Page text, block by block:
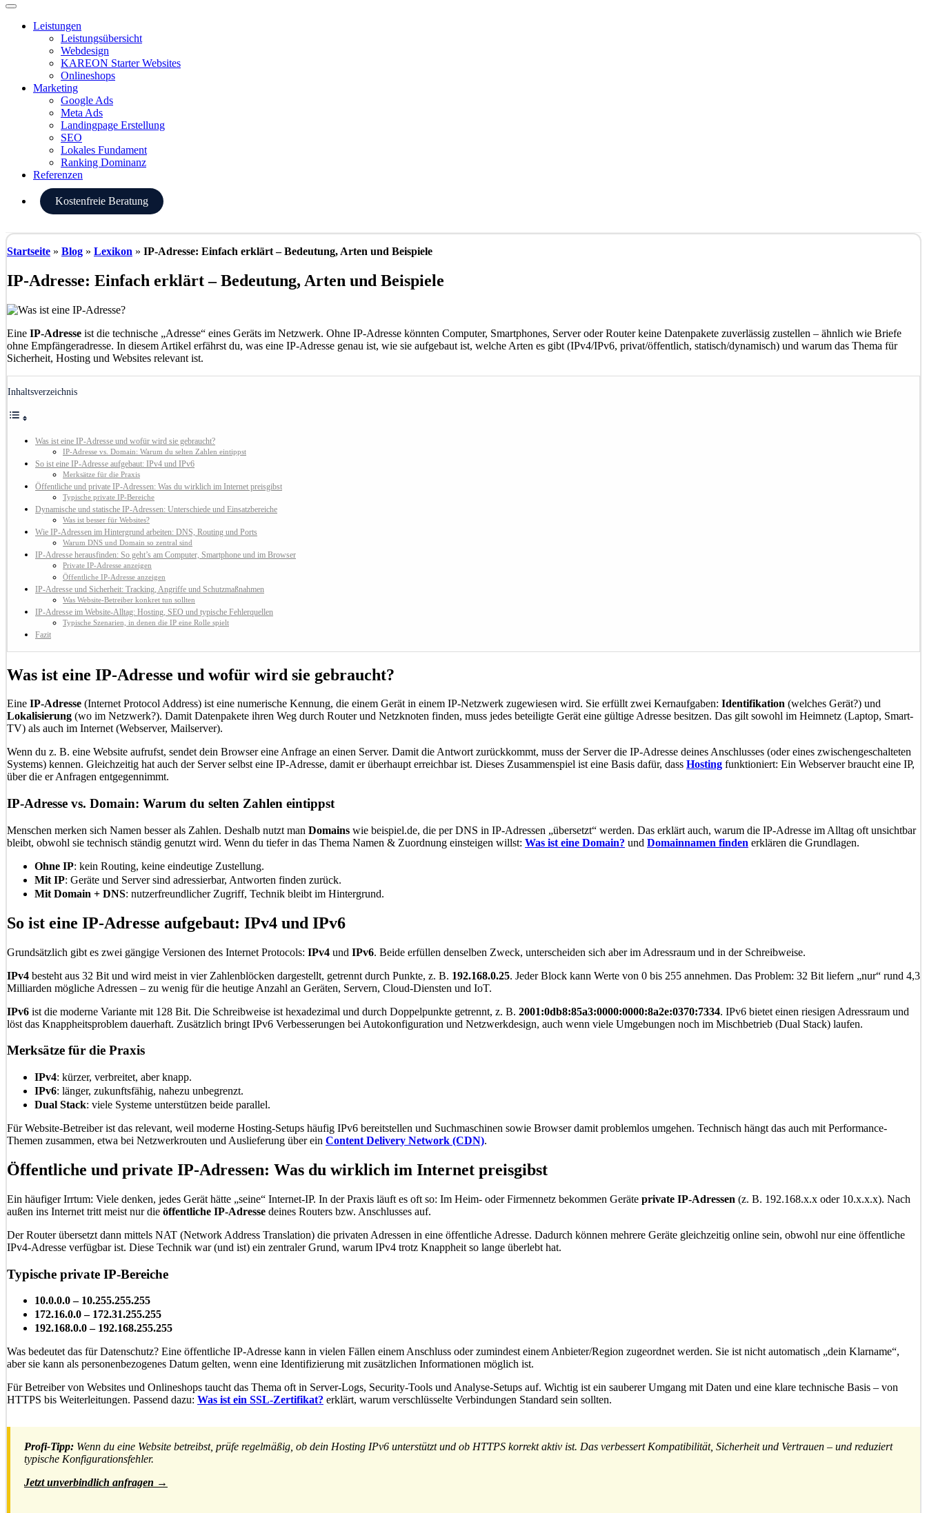
Menü
Leistungen
Leistungsübersicht
Webdesign
KAREON Starter Websites
Onlineshops
Marketing
Google Ads
Meta Ads
Landingpage Erstellung
SEO
Lokales Fundament
Ranking Dominanz
Referenzen
Kostenfreie Beratung
Startseite » Blog » Lexikon » IP-Adresse: Einfach erklärt – Bedeutung, Arten und Beispiele
IP-Adresse: Einfach erklärt – Bedeutung, Arten und Beispiele
Eine IP-Adresse ist die technische „Adresse“ eines Geräts im Netzwerk. Ohne IP-Adresse könnten Computer, Smartphones, Server oder Router keine Datenpakete zuverlässig zustellen – ähnlich wie Briefe
ohne Empfängeradresse. In diesem Artikel erfährst du, was eine IP-Adresse genau ist, wie sie aufgebaut ist, welche Arten es gibt (IPv4/IPv6, privat/öffentlich, statisch/dynamisch) und warum das Thema für
Sicherheit, Hosting und Websites relevant ist.
Inhaltsverzeichnis
Was ist eine IP-Adresse und wofür wird sie gebraucht?
IP-Adresse vs. Domain: Warum du selten Zahlen eintippst
So ist eine IP-Adresse aufgebaut: IPv4 und IPv6
Merksätze für die Praxis
Öffentliche und private IP-Adressen: Was du wirklich im Internet preisgibst
Typische private IP-Bereiche
Dynamische und statische IP-Adressen: Unterschiede und Einsatzbereiche
Was ist besser für Websites?
Wie IP-Adressen im Hintergrund arbeiten: DNS, Routing und Ports
Warum DNS und Domain so zentral sind
IP-Adresse herausfinden: So geht’s am Computer, Smartphone und im Browser
Private IP-Adresse anzeigen
Öffentliche IP-Adresse anzeigen
IP-Adresse und Sicherheit: Tracking, Angriffe und Schutzmaßnahmen
Was Website-Betreiber konkret tun sollten
IP-Adresse im Website-Alltag: Hosting, SEO und typische Fehlerquellen
Typische Szenarien, in denen die IP eine Rolle spielt
Fazit
Was ist eine IP-Adresse und wofür wird sie gebraucht?
Eine IP-Adresse (Internet Protocol Address) ist eine numerische Kennung, die einem Gerät in einem IP-Netzwerk zugewiesen wird. Sie erfüllt zwei Kernaufgaben: Identifikation (welches Gerät?) und
Lokalisierung (wo im Netzwerk?). Damit Datenpakete ihren Weg durch Router und Netzknoten finden, muss jedes beteiligte Gerät eine gültige Adresse besitzen. Das gilt sowohl im Heimnetz (Laptop, Smart-
TV) als auch im Internet (Webserver, Mailserver).
Wenn du z. B. eine Website aufrufst, sendet dein Browser eine Anfrage an einen Server. Damit die Antwort zurückkommt, muss der Server die IP-Adresse deines Anschlusses (oder eines zwischengeschalteten
Systems) kennen. Gleichzeitig hat auch der Server selbst eine IP-Adresse, damit er überhaupt erreichbar ist. Dieses Zusammenspiel ist eine Basis dafür, dass Hosting funktioniert: Ein Webserver braucht eine IP,
über die er Anfragen entgegennimmt.
IP-Adresse vs. Domain: Warum du selten Zahlen eintippst
Menschen merken sich Namen besser als Zahlen. Deshalb nutzt man Domains wie beispiel.de, die per DNS in IP-Adressen „übersetzt“ werden. Das erklärt auch, warum die IP-Adresse im Alltag oft unsichtbar
bleibt, obwohl sie technisch ständig genutzt wird. Wenn du tiefer in das Thema Namen & Zuordnung einsteigen willst: Was ist eine Domain? und Domainnamen finden erklären die Grundlagen.
Ohne IP: kein Routing, keine eindeutige Zustellung.
Mit IP: Geräte und Server sind adressierbar, Antworten finden zurück.
Mit Domain + DNS: nutzerfreundlicher Zugriff, Technik bleibt im Hintergrund.
So ist eine IP-Adresse aufgebaut: IPv4 und IPv6
Grundsätzlich gibt es zwei gängige Versionen des Internet Protocols: IPv4 und IPv6. Beide erfüllen denselben Zweck, unterscheiden sich aber im Adressraum und in der Schreibweise.
IPv4 besteht aus 32 Bit und wird meist in vier Zahlenblöcken dargestellt, getrennt durch Punkte, z. B. 192.168.0.25. Jeder Block kann Werte von 0 bis 255 annehmen. Das Problem: 32 Bit liefern „nur“ rund 4,3
Milliarden mögliche Adressen – zu wenig für die heutige Anzahl an Geräten, Servern, Cloud-Diensten und IoT.
IPv6 ist die moderne Variante mit 128 Bit. Die Schreibweise ist hexadezimal und durch Doppelpunkte getrennt, z. B. 2001:0db8:85a3:0000:0000:8a2e:0370:7334. IPv6 bietet einen riesigen Adressraum und
löst das Knappheitsproblem dauerhaft. Zusätzlich bringt IPv6 Verbesserungen bei Autokonfiguration und Netzwerkdesign, auch wenn viele Umgebungen noch im Mischbetrieb (Dual Stack) laufen.
Merksätze für die Praxis
IPv4: kürzer, verbreitet, aber knapp.
IPv6: länger, zukunftsfähig, nahezu unbegrenzt.
Dual Stack: viele Systeme unterstützen beide parallel.
Für Website-Betreiber ist das relevant, weil moderne Hosting-Setups häufig IPv6 bereitstellen und Suchmaschinen sowie Browser damit problemlos umgehen. Technisch hängt das auch mit Performance-
Themen zusammen, etwa bei Netzwerkrouten und Auslieferung über ein Content Delivery Network (CDN).
Öffentliche und private IP-Adressen: Was du wirklich im Internet preisgibst
Ein häufiger Irrtum: Viele denken, jedes Gerät hätte „seine“ Internet-IP. In der Praxis läuft es oft so: Im Heim- oder Firmennetz bekommen Geräte private IP-Adressen (z. B. 192.168.x.x oder 10.x.x.x). Nach
außen ins Internet tritt meist nur die öffentliche IP-Adresse deines Routers bzw. Anschlusses auf.
Der Router übersetzt dann mittels NAT (Network Address Translation) die privaten Adressen in eine öffentliche Adresse. Dadurch können mehrere Geräte gleichzeitig online sein, obwohl nur eine öffentliche
IPv4-Adresse verfügbar ist. Diese Technik war (und ist) ein zentraler Grund, warum IPv4 trotz Knappheit so lange überlebt hat.
Typische private IP-Bereiche
10.0.0.0 – 10.255.255.255
172.16.0.0 – 172.31.255.255
192.168.0.0 – 192.168.255.255
Was bedeutet das für Datenschutz? Eine öffentliche IP-Adresse kann in vielen Fällen einem Anschluss oder zumindest einem Anbieter/Region zugeordnet werden. Sie ist nicht automatisch „dein Klarname“,
aber sie kann als personenbezogenes Datum gelten, wenn eine Identifizierung mit zusätzlichen Informationen möglich ist.
Für Betreiber von Websites und Onlineshops taucht das Thema oft in Server-Logs, Security-Tools und Analyse-Setups auf. Wichtig ist ein sauberer Umgang mit Daten und eine klare technische Basis – von
HTTPS bis Weiterleitungen. Passend dazu: Was ist ein SSL-Zertifikat? erklärt, warum verschlüsselte Verbindungen Standard sein sollten.
Profi-Tipp: Wenn du eine Website betreibst, prüfe regelmäßig, ob dein Hosting IPv6 unterstützt und ob HTTPS korrekt aktiv ist. Das verbessert Kompatibilität, Sicherheit und Vertrauen – und reduziert
typische Konfigurationsfehler.
Jetzt unverbindlich anfragen →